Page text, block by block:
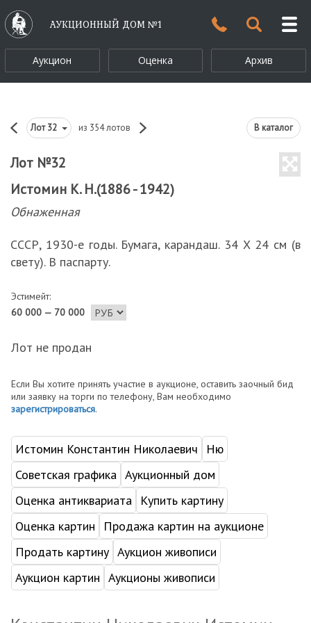
АУКЦИОННЫЙ ДОМ №1
Аукцион Оценка Архив
Лот32 из 354 лотов В каталог
Лот №32
Истомин К. Н.(1886 - 1942)
Обнаженная
СССР, 1930-е годы. Бумага, карандаш. 34 Х 24 см (в
свету). В паспарту.
Эстимейт:
60 000 — 70 000
Лот не продан
Если Вы хотите принять участие в аукционе, оставить заочный бид
или заявку на торги по телефону, Вам необходимо
зарегистрироваться.
Истомин Константин Николаевич
Ню
Советская графика Аукционный дом
Оценка антиквариата
Купить картину
Оценка картин
Продажа картин на аукционе
Продать картину Аукцион живописи
Аукцион картин Аукционы живописи